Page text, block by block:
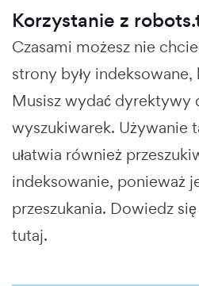
Korzystanie z
Czasami możesz nie
strony były
Musisz wydać dyrektywy
wyszukiwarek. Używanie
ułatwia również
indeksowanie, ponieważ
przeszukania. Dowiedz
tutaj.